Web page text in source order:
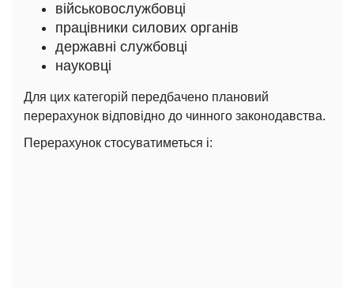
військовослужбовці
працівники силових органів
державні службовці
науковці
Для цих категорій передбачено плановий
перерахунок відповідно до чинного законодавства.
Перерахунок стосуватиметься і: